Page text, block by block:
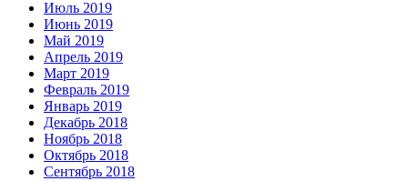
Июль 2019
Июнь 2019
Май 2019
Апрель 2019
Март 2019
Февраль 2019
Январь 2019
Декабрь 2018
Ноябрь 2018
Октябрь 2018
Сентябрь 2018